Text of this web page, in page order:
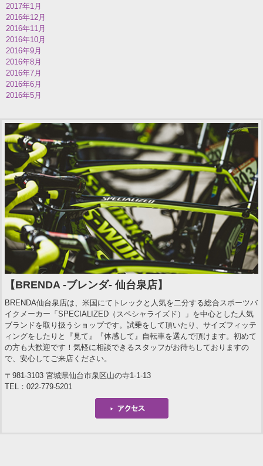
2017年1月
2016年12月
2016年11月
2016年10月
2016年9月
2016年8月
2016年7月
2016年6月
2016年5月
【BRENDA -ブレンダ- 仙台泉店】
BRENDA仙台泉店は、米国にてトレックと人気を二分する総合スポーツバ
イクメーカー「SPECIALIZED（スペシャライズド）」を中心とした人気
ブランドを取り扱うショップです。試乗をして頂いたり、サイズフィッテ
ィングをしたりと『見て』『体感して』自転車を選んで頂けます。初めて
の方も大歓迎です！気軽に相談できるスタッフがお待ちしておりますの
で、安心してご来店ください。
〒981-3103 宮城県仙台市泉区山の寺1-1-13
TEL：022-779-5201